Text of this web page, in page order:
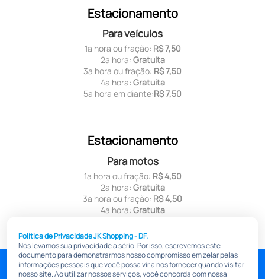
Política de Privacidade JK Shopping - DF.
Nós levamos sua privacidade a sério. Por isso, escrevemos este
documento para demonstrarmos nosso compromisso em zelar pelas
informações pessoais que você possa vir a nos fornecer quando visitar
nosso site. Ao utilizar nossos serviços, você concorda com nossa
Estacionamento
Para veículos
1ª hora ou fração: R$ 7,50
2ª hora: Gratuita
3ª hora ou fração: R$ 7,50
4ª hora: Gratuita
5ª hora em diante:R$ 7,50
Estacionamento
Para motos
1ª hora ou fração: R$ 4,50
2ª hora: Gratuita
3ª hora ou fração: R$ 4,50
4ª hora: Gratuita
jkshoppingdf.com.br